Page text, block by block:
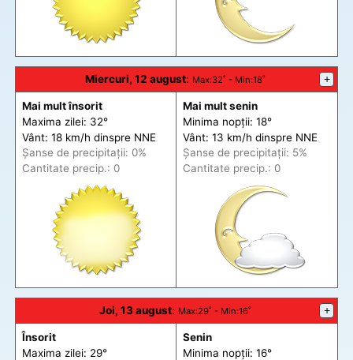
Miercuri, 12 august: Max:32˚ - Min:18˚ +
Mai mult însorit
Maxima zilei: 32°
Vânt: 18 km/h dinspre NNE
Șanse de precipitații: 0%
Cantitate precip.: 0
Mai mult senin
Minima nopții: 18°
Vânt: 13 km/h dinspre NNE
Șanse de precipitații: 5%
Cantitate precip.: 0
Joi, 13 august: Max:29˚ - Min:16˚ +
Însorit
Maxima zilei: 29°
Senin
Minima nopții: 16°